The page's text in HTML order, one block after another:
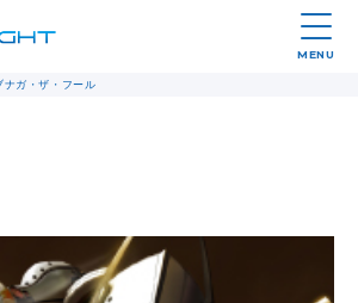
MENU
ナガ・ザ・フール